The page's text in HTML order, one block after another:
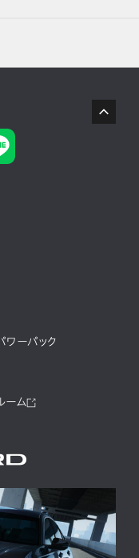
ワーパック
ーム